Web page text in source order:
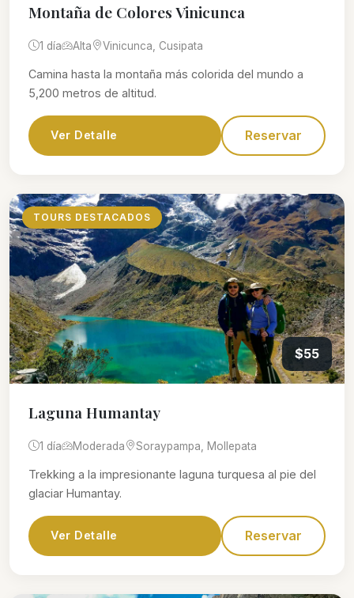
Montaña de Colores Vinicunca
1 día Alta Vinicunca, Cusipata
Camina hasta la montaña más colorida del mundo a
5,200 metros de altitud.
Ver Detalle Reservar
TOURS DESTACADOS
$55
Laguna Humantay
1 día Moderada Soraypampa, Mollepata
Trekking a la impresionante laguna turquesa al pie del
glaciar Humantay.
Ver Detalle Reservar